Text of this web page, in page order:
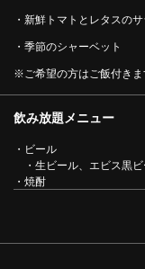
・新鮮トマトとレタスの
・季節のシャーベット
※ご希望の方はご飯付きま
飲み放題メニュー
・ビール
・生ビール、エビス黒ビ
・焼酎
ーハイボール、麦ハイボ
こ
【超大満足！】豚
ギスカン たたら
https://tatara.owst.jp/